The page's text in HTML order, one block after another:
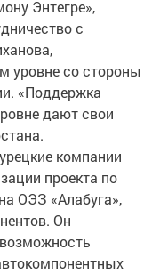
Энтегре»,
с
уровне со стороны
«Поддержка
дают свои
компании
проекта по
ОЭЗ «Алабуга»,
Он